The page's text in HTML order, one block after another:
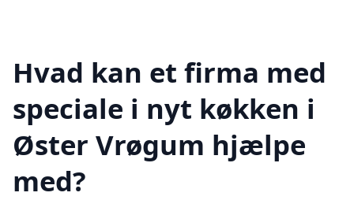
Hvad kan et firma med
speciale i nyt køkken i
Øster Vrøgum hjælpe
med?